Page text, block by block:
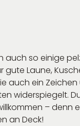
auch so einige
gute Laune,
auch ein Zeichen
widerspiegelt.
– denn
an Deck!